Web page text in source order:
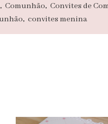
, Comunhão, Convites de
, convites menina